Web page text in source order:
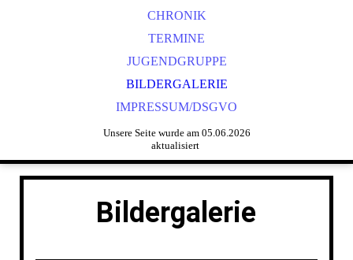
CHRONIK
TERMINE
JUGENDGRUPPE
BILDERGALERIE
IMPRESSUM/DSGVO
Unsere Seite wurde am 05.06.2026
aktualisiert
Bildergalerie